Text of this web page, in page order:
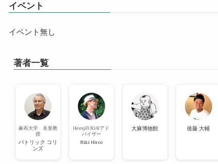
イベント
イベント無し
著者一覧
麻布大学 名誉教
授
パトリック コリ
ンズ
HempTODAYアド
バイザー
Riki Hiroi
大麻博物館 後藤 大輔